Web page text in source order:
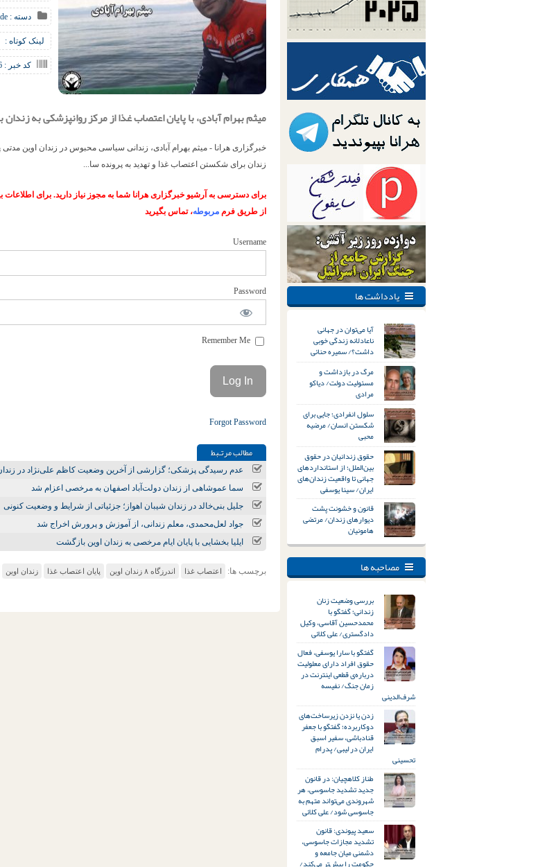
دسته :
لینک کوتاه :
کد خبر : 971222816
میثم بهرام آبادی، با پایان اعتصاب غذا از مرکز روانپزشکی به
خبرگزاری هرانا - میثم بهرام آبادی، زندانی سیاسی محبوس در زندان اوین
زندان برای شکستن اعتصاب غذا و تهدید به پرونده سا...
برای دسترسی به آرشیو خبرگزاری هرانا شما به مجوز نیاز دارید. برای
از طریق فرم مربوطه، تماس بگیرید
Username
Password
Forgot Password
مطالب مرتـبط
عدم رسیدگی پزشکی؛ گزارشی از آخرین وضعیت کاظم علی‌نژاد در
سما عموشاهی از زندان دولت‌آباد اصفهان به مرخصی اعزام شد
جلیل بنی‌خالد در زندان شیبان اهواز؛ جزئیاتی از شرایط و وضعیت کنونی
جواد لعل‌محمدی، معلم زندانی، از آموزش‌ و پرورش اخراج شد
ایلیا بخشایی با پایان ایام مرخصی به زندان اوین بازگشت
برچسب ها: اعتصاب غذا اندرزگاه ۸ زندان اوین پایان اعتصاب غذا زندان اوین
یادداشت ها
آیا می‌توان در جهانی
ناعادلانه زندگی خوبی
داشت؟/ سمیره حنائی
مرگ در بازداشت و
مسئولیت دولت/ دیاکو
مرادی
سلول انفرادی؛ جایی برای
شکستن انسان/ مرضیه
محبی
حقوق زندانیان در حقوق
بین‌الملل؛ از استانداردهای
جهانی تا واقعیت زندان‌های
ایران/ سینا یوسفی
قانون و خشونت پشت
دیوارهای زندان/ مرتضی
هامونیان
مصاحبه ها
بررسی وضعیت زنان
زندانی؛ گفتگو با
محمدحسین آقاسی، وکیل
دادگستری/ علی کلائی
گفتگو با سارا یوسفی، فعال
حقوق افراد دارای معلولیت
درباره‌ی قطعی اینترنت در
زمان جنگ/ نفیسه
شرف‌الدینی
زدن یا نزدن زیرساخت‌های
دوکاربرده؛ گفتگو با جعفر
قنادباشی، سفیر اسبق
ایران در لیبی/ پدرام
تحسینی
طناز کلاهچیان: در قانون
جدید تشدید جاسوسی، هر
شهروندی می‌تواند متهم به
جاسوسی شود/ علی کلائی
سعید پیوندی: قانون
تشدید مجازات جاسوسی،
دشمنی میان جامعه و
حکومت را بیش‌تر می‌کند/